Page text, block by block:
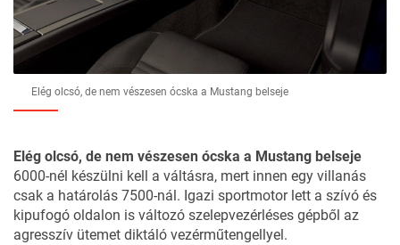
Elég olcsó, de nem vészesen ócska a Mustang belseje
Elég olcsó, de nem vészesen ócska a Mustang belseje
6000-nél készülni kell a váltásra, mert innen egy villanás
csak a határolás 7500-nál. Igazi sportmotor lett a szívó és
kipufogó oldalon is változó szelepvezérléses gépből az
agresszív ütemet diktáló vezérműtengellyel.